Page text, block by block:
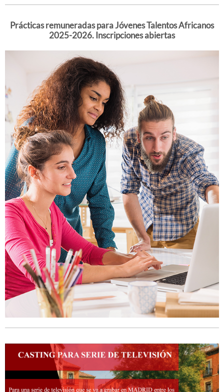
Prácticas remuneradas para Jóvenes Talentos Africanos
2025-2026. Inscripciones abiertas